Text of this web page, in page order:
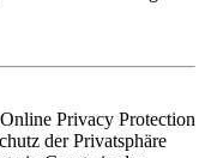
Privacy Protection
der Privatsphäre